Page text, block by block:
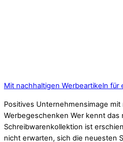
Mit nachhaltigen Werbeartikeln für
Positives Unternehmensimage mit
Werbegeschenken Wer kennt das
Schreibwarenkollektion ist
nicht erwarten, sich die neuesten